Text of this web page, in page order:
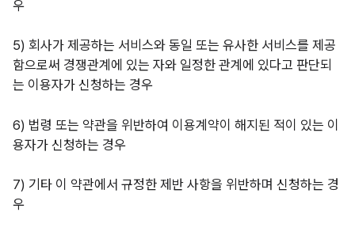
우
5) 회사가 제공하는 서비스와 동일 또는 유사한 서비스를 제공
함으로써 경쟁관계에 있는 자와 일정한 관계에 있다고 판단되
는 이용자가 신청하는 경우
6) 법령 또는 약관을 위반하여 이용계약이 해지된 적이 있는 이
용자가 신청하는 경우
7) 기타 이 약관에서 규정한 제반 사항을 위반하며 신청하는 경
우